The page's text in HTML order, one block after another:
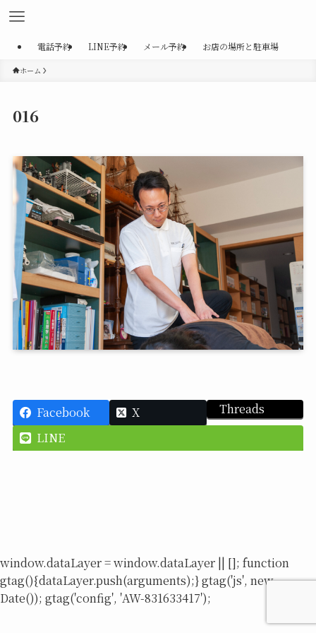
電話予約 LINE予約 メール予約 お店の場所と駐車場
ホーム
016
Facebook X
Threads
LINE
window.dataLayer = window.dataLayer || []; function
gtag(){dataLayer.push(arguments);} gtag('js', new
Date()); gtag('config', 'AW-831633417');